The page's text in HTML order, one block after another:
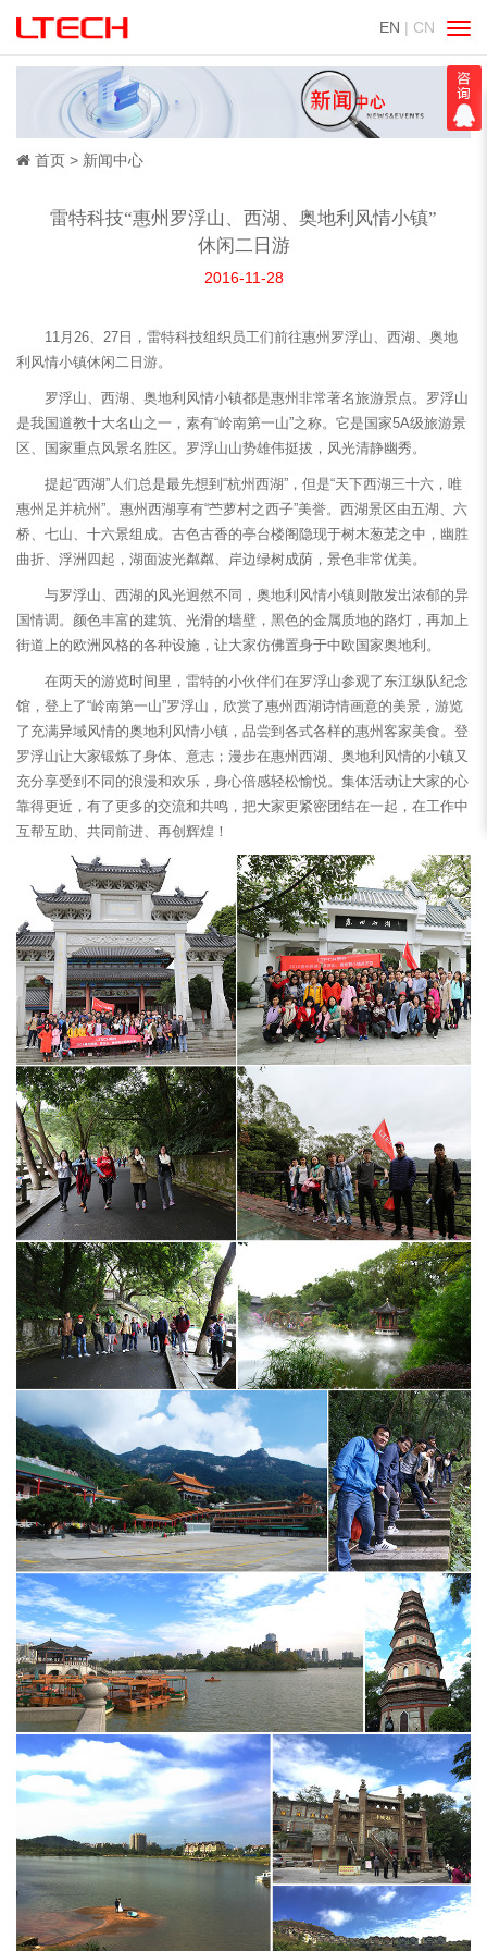
EN | CN
切
换
导
航
首页 新闻中心
雷特科技“惠州罗浮山、西湖、奥地利风情小镇”
休闲二日游
2016-11-28
11月26、27日，雷特科技组织员工们前往惠州罗浮山、西湖、奥地
利风情小镇休闲二日游。
罗浮山、西湖、奥地利风情小镇都是惠州非常著名旅游景点。罗浮山
是我国道教十大名山之一，素有“岭南第一山”之称。它是国家5A级旅游景
区、国家重点风景名胜区。罗浮山山势雄伟挺拔，风光清静幽秀。
提起“西湖”人们总是最先想到“杭州西湖”，但是“天下西湖三十六，唯
惠州足并杭州”。惠州西湖享有“苎萝村之西子”美誉。西湖景区由五湖、六
桥、七山、十六景组成。古色古香的亭台楼阁隐现于树木葱茏之中，幽胜
曲折、浮洲四起，湖面波光粼粼、岸边绿树成荫，景色非常优美。
与罗浮山、西湖的风光迥然不同，奥地利风情小镇则散发出浓郁的异
国情调。颜色丰富的建筑、光滑的墙壁，黑色的金属质地的路灯，再加上
街道上的欧洲风格的各种设施，让大家仿佛置身于中欧国家奥地利。
在两天的游览时间里，雷特的小伙伴们在罗浮山参观了东江纵队纪念
馆，登上了“岭南第一山”罗浮山，欣赏了惠州西湖诗情画意的美景，游览
了充满异域风情的奥地利风情小镇，品尝到各式各样的惠州客家美食。登
罗浮山让大家锻炼了身体、意志；漫步在惠州西湖、奥地利风情的小镇又
充分享受到不同的浪漫和欢乐，身心倍感轻松愉悦。集体活动让大家的心
靠得更近，有了更多的交流和共鸣，把大家更紧密团结在一起，在工作中
互帮互助、共同前进、再创辉煌！